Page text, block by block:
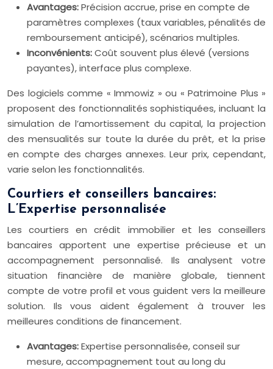
Avantages:Précision accrue, prise en compte de
paramètres complexes (taux variables, pénalités de
remboursement anticipé), scénarios multiples.
Inconvénients:Coût souvent plus élevé (versions
payantes), interface plus complexe.
Des logiciels comme « Immowiz » ou « Patrimoine Plus »
proposent des fonctionnalités sophistiquées, incluant la
simulation de l’amortissement du capital, la projection
des mensualités sur toute la durée du prêt, et la prise
en compte des charges annexes. Leur prix, cependant,
varie selon les fonctionnalités.
Courtiers et conseillers bancaires:
L’Expertise personnalisée
Les courtiers en crédit immobilier et les conseillers
bancaires apportent une expertise précieuse et un
accompagnement personnalisé. Ils analysent votre
situation financière de manière globale, tiennent
compte de votre profil et vous guident vers la meilleure
solution. Ils vous aident également à trouver les
meilleures conditions de financement.
Avantages:Expertise personnalisée, conseil sur
mesure, accompagnement tout au long du